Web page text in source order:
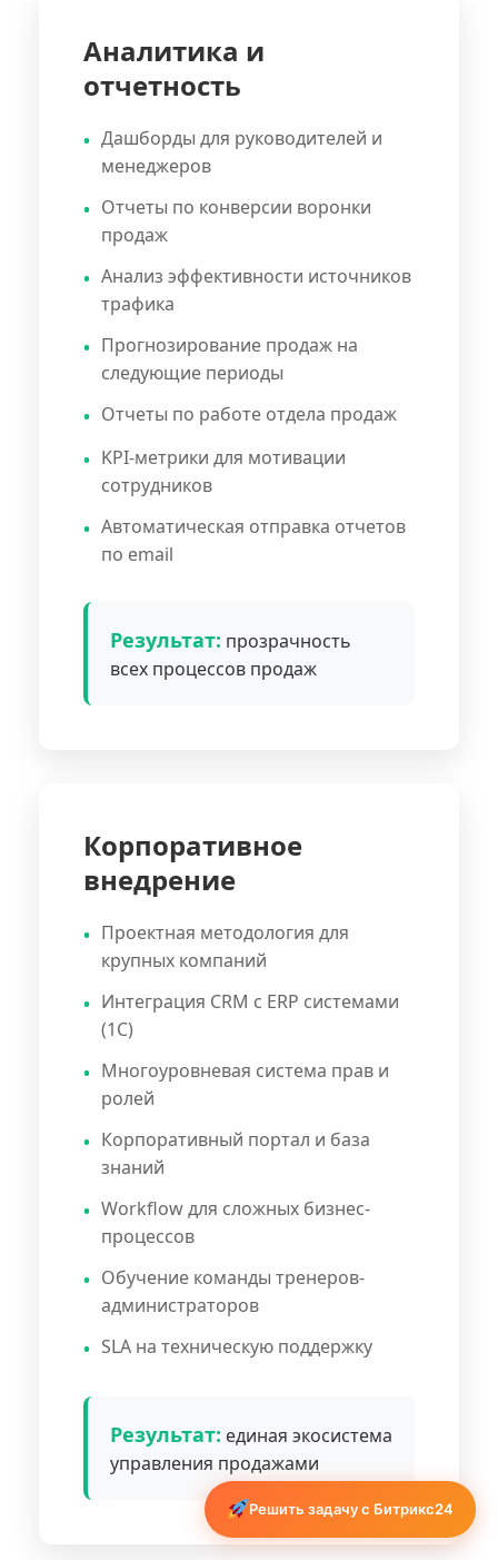
Аналитика и
отчетность
Дашборды для руководителей и
менеджеров
Отчеты по конверсии воронки
продаж
Анализ эффективности источников
трафика
Прогнозирование продаж на
следующие периоды
Отчеты по работе отдела продаж
KPI-метрики для мотивации
сотрудников
Автоматическая отправка отчетов
по email
Результат: прозрачность
всех процессов продаж
Корпоративное
внедрение
Проектная методология для
крупных компаний
Интеграция CRM с ERP системами
(1С)
Многоуровневая система прав и
ролей
Корпоративный портал и база
знаний
Workflow для сложных бизнес-
процессов
Обучение команды тренеров-
администраторов
SLA на техническую поддержку
Результат: единая экосистема
управления продажами
Решить задачу с Битрикс24